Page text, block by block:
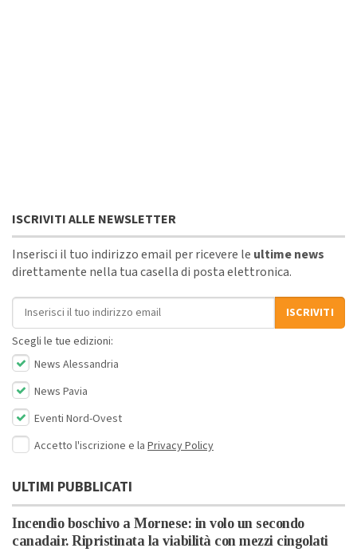
ISCRIVITI ALLE NEWSLETTER
Inserisci il tuo indirizzo email per ricevere le ultime news
direttamente nella tua casella di posta elettronica.
Indirizzo email
ISCRIVITI
Scegli le tue edizioni:
News Alessandria
News Pavia
Eventi Nord-Ovest
Accetto l'iscrizione e la Privacy Policy
ULTIMI PUBBLICATI
Incendio boschivo a Mornese: in volo un secondo
canadair. Ripristinata la viabilità con mezzi cingolati